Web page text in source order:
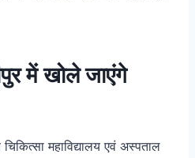
में खोले जाएंगे
महाविद्यालय एवं अस्पताल